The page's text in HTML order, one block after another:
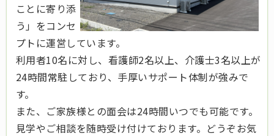
ことに寄り添
う」をコンセ
プトに運営しています。
利用者10名に対し、看護師2名以上、介護士3名以上が
24時間常駐しており、手厚いサポート体制が強みで
す。
また、ご家族様との面会は24時間いつでも可能です。
見学やご相談を随時受け付けております。どうぞお気